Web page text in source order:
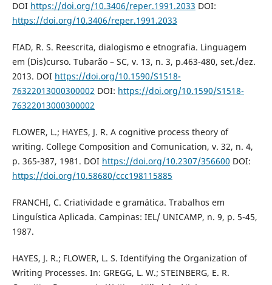
DOI https://doi.org/10.3406/reper.1991.2033 DOI:
https://doi.org/10.3406/reper.1991.2033
FIAD, R. S. Reescrita, dialogismo e etnografia. Linguagem
em (Dis)curso. Tubarão – SC, v. 13, n. 3, p.463-480, set./dez.
2013. DOI https://doi.org/10.1590/S1518-
76322013000300002 DOI: https://doi.org/10.1590/S1518-
76322013000300002
FLOWER, L.; HAYES, J. R. A cognitive process theory of
writing. College Composition and Comunication, v. 32, n. 4,
p. 365-387, 1981. DOI https://doi.org/10.2307/356600 DOI:
https://doi.org/10.58680/ccc198115885
FRANCHI, C. Criatividade e gramática. Trabalhos em
Linguística Aplicada. Campinas: IEL/ UNICAMP, n. 9, p. 5-45,
1987.
HAYES, J. R.; FLOWER, L. S. Identifying the Organization of
Writing Processes. In: GREGG, L. W.; STEINBERG, E. R.